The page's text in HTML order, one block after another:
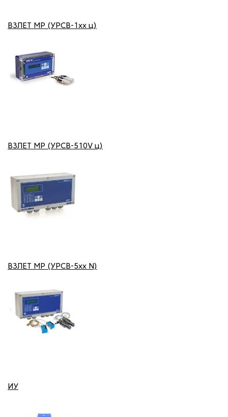
ВЗЛЕТ МР (УРСВ-1хх ц)
ВЗЛЕТ МР (УРСВ-510V ц)
ВЗЛЕТ МР (УРСВ-5хх N)
ИУ